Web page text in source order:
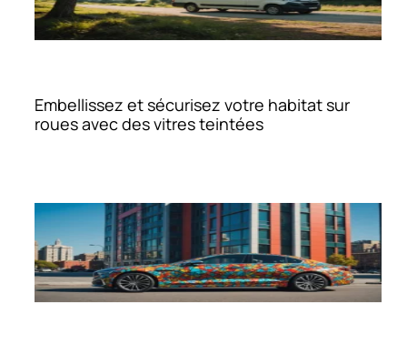
Embellissez et sécurisez votre habitat sur
roues avec des vitres teintées